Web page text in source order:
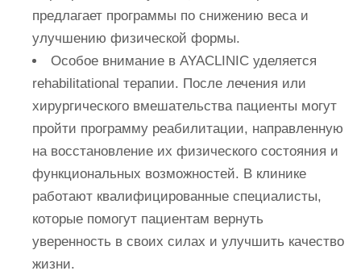
предлагает программы по снижению веса и
улучшению физической формы.
Особое внимание в AYACLINIC уделяется
rehabilitational терапии. После лечения или
хирургического вмешательства пациенты могут
пройти программу реабилитации, направленную
на восстановление их физического состояния и
функциональных возможностей. В клинике
работают квалифицированные специалисты,
которые помогут пациентам вернуть
уверенность в своих силах и улучшить качество
жизни.